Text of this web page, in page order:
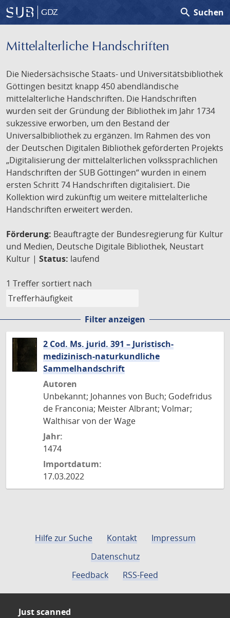
GDZ search Suchen
Mittelalterliche Handschriften
Die Niedersächsische Staats- und Universitätsbibliothek
Göttingen besitzt knapp 450 abendländische
mittelalterliche Handschriften. Die Handschriften
wurden seit der Gründung der Bibliothek im Jahr 1734
sukzessive erworben, um den Bestand der
Universalbibliothek zu ergänzen. Im Rahmen des von
der Deutschen Digitalen Bibliothek geförderten Projekts
„Digitalisierung der mittelalterlichen volkssprachlichen
Handschriften der SUB Göttingen“ wurden in einem
ersten Schritt 74 Handschriften digitalisiert. Die
Kollektion wird zukünftig um weitere mittelalterliche
Handschriften erweitert werden.
Förderung: Beauftragte der Bundesregierung für Kultur
und Medien, Deutsche Digitale Bibliothek, Neustart
Kultur | Status: laufend
1 Treffer sortiert nach
Filter anzeigen
2 Cod. Ms. jurid. 391 – Juristisch-
medizinisch-naturkundliche
Sammelhandschrift
Autoren
Unbekannt; Johannes von Buch; Godefridus
de Franconia; Meister Albrant; Volmar;
Walthisar von der Wage
Jahr:
1474
Importdatum:
17.03.2022
Hilfe zur Suche Kontakt
Impressum
Datenschutz
Feedback
RSS-Feed
Just scanned